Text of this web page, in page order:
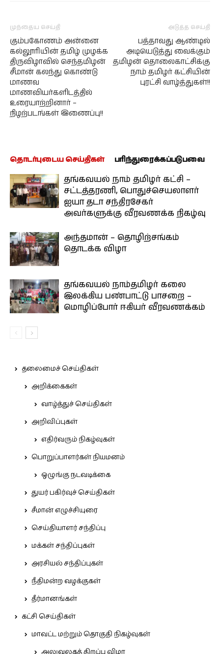
முந்தைய செய்தி
கும்பகோணம் அன்னை
கல்லூரியின் தமிழ் முழக்க
திருவிழாவில் செந்தமிழன்
சீமான் கலந்து கொண்டு
மாணவ
மாணவியர்களிடத்தில்
உரையாற்றினார் –
நிழற்படங்கள் இணைப்பு!!
அடுத்த செய்தி
பத்தாவது ஆண்டில்
அடியெடுத்து வைக்கும்
தமிழன் தொலைகாட்சிக்கு
நாம் தமிழர் கட்சியின்
புரட்சி வாழ்த்துகள்!!
தொடர்புடைய செய்திகள் பரிந்துரைக்கப்படுபவை
தங்கவயல் நாம் தமிழர் கட்சி –
சட்டத்தரணி, பொதுச்செயலாளர்
ஐயா தடா சந்திரசேகர்
அவர்களுக்கு வீரவணக்க நிகழ்வு
அந்தமான் – தொழிற்சங்கம்
தொடக்க விழா
தங்கவயல் நாம்தமிழர் கலை
இலக்கிய பண்பாட்டு பாசறை –
மொழிப்போர் ஈகியர் வீரவணக்கம்
தலைமைச் செய்திகள்
அறிக்கைகள்
வாழ்த்துச் செய்திகள்
அறிவிப்புகள்
எதிர்வரும் நிகழ்வுகள்
பொறுப்பாளர்கள் நியமனம்
ஒழுங்கு நடவடிக்கை
துயர் பகிர்வுச் செய்திகள்
சீமான் எழுச்சியுரை
செய்தியாளர் சந்திப்பு
மக்கள் சந்திப்புகள்
அரசியல் சந்திப்புகள்
நீதிமன்ற வழக்குகள்
தீர்மானங்கள்
கட்சி செய்திகள்
மாவட்ட மற்றும் தொகுதி நிகழ்வுகள்